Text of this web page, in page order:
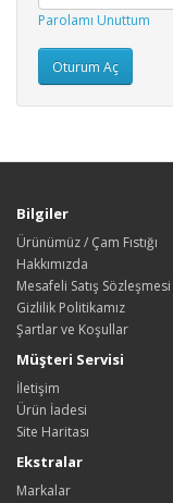
Parolamı Unuttum
Bilgiler
Ürünümüz / Çam Fıstığı
Hakkımızda
Mesafeli Satış Sözleşmesi
Gizlilik Politikamız
Şartlar ve Koşullar
Müşteri Servisi
İletişim
Ürün İadesi
Site Haritası
Ekstralar
Markalar